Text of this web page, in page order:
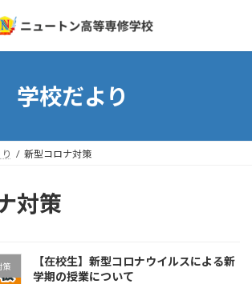
学校だより
新型コロナ対策
対策
策
【在校生】新型コロナウイルスによる新
学期の授業について